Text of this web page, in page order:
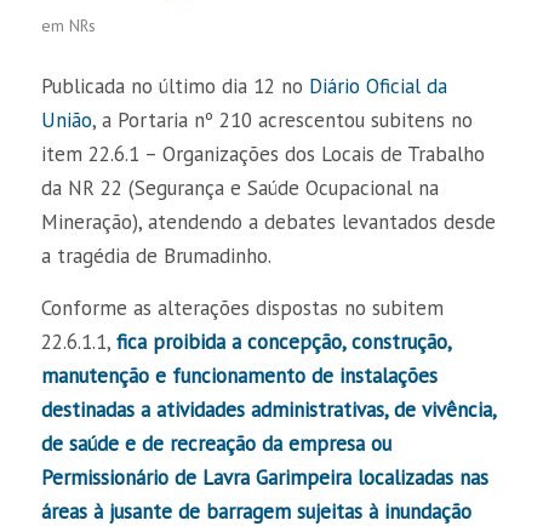
em NRs
Publicada no último dia 12 no Diário Oficial da
União, a Portaria nº 210 acrescentou subitens no
item 22.6.1 – Organizações dos Locais de Trabalho
da NR 22 (Segurança e Saúde Ocupacional na
Mineração), atendendo a debates levantados desde
a tragédia de Brumadinho.
Conforme as alterações dispostas no subitem
22.6.1.1, fica proibida a concepção, construção,
manutenção e funcionamento de instalações
destinadas a atividades administrativas, de vivência,
de saúde e de recreação da empresa ou
Permissionário de Lavra Garimpeira localizadas nas
áreas à jusante de barragem sujeitas à inundação